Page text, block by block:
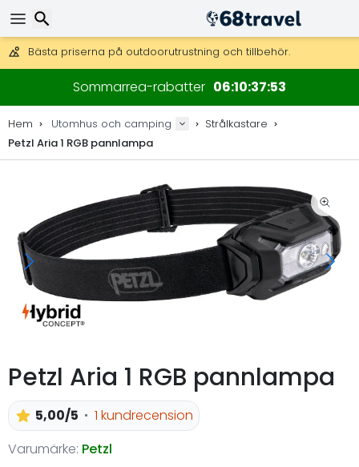
Få fri frakt på beställningar över 2 875 kr.
DHL Express över natten är också tillgängligt.
30 dagar för retur, 90 dagar för träkartor och dekorationer.
Bästa priserna på outdoorutrustning och tillbehör.
Sommarrea-rabatter 06 10 37 52
Hem Utomhus och camping
Strålkastare
Petzl Aria 1 RGB pannlampa
Petzl Aria 1 RGB pannlampa
5,00/5
1 kundrecension
Varumärke: Petzl